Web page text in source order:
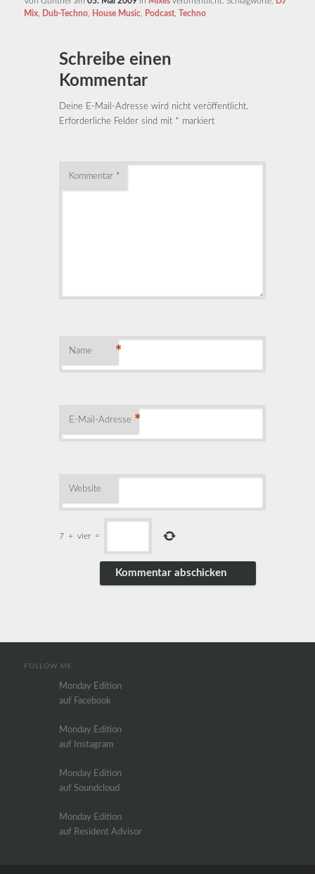
Mix
Dub-Techno House Music Podcast,Techno
Schreibe einen
Kommentar
Deine E-Mail-Adresse wird nicht veröffentlicht.
Erforderliche Felder sind mit * markiert
Kommentar *
Name *
E-Mail-Adresse *
Website
7 + vier =
FOLLOW ME
Monday Edition
auf Facebook
Monday Edition
auf Instagram
Monday Edition
auf Soundcloud
Monday Edition
auf Resident Advisor